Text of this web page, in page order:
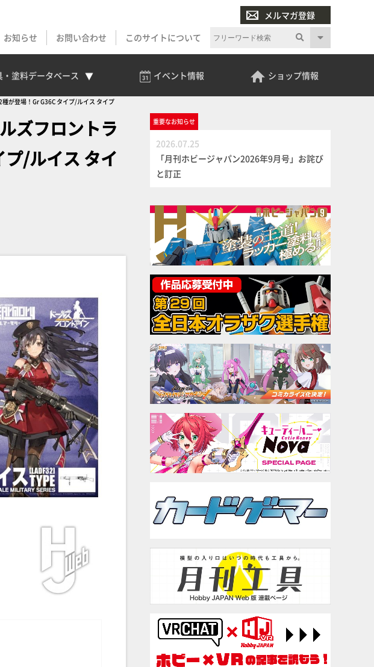
メルマガ登録
お知らせ
お問い合わせ このサイトについて
・塗料データベース イベント情報 ショップ情報
が登場！Gr G36C タイプ/ルイス タイプ
ズフロントラ
/ルイス タイ
重要なお知らせ
2026.07.25
「月刊ホビージャパン2026年9月号」お詫び
と訂正